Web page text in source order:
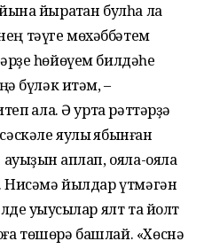
йыраҡтан булһа ла
тәүге мөхәббәтем
һөйөүем билдәһе
бүләк итәм, –
ҡала. Ә урта рәттәрҙә
яулыҡ ябынған
ҡап­лап, ояла-ояла
Нисәмә йылдар үтмәгән
уҡыу­сылар ялт та йолт
төшөрә башлай. «Хөснә